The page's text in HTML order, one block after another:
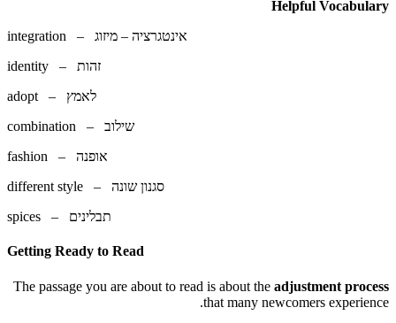
Helpful Vocabulary
integration – אינטגרציה – מיזוג
identity – זהות
adopt – לאמץ
combination – שילוב
fashion – אופנה
different style – סגנון שונה
spices – תבלינים
Getting Ready to Read
The passage you are about to read is about the adjustment process
that many newcomers experience.